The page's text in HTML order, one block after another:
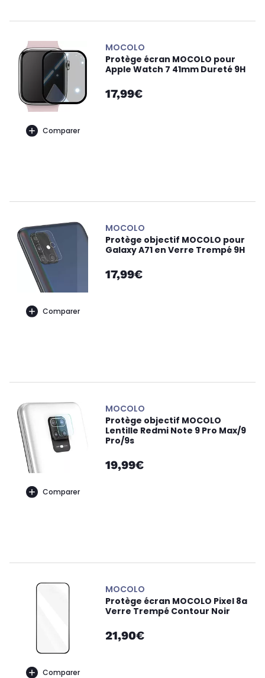
Comparer
MOCOLO
Protège écran MOCOLO pour
Apple Watch 7 41mm Dureté 9H
17,99€
Comparer
MOCOLO
Protège objectif MOCOLO pour
Galaxy A71 en Verre Trempé 9H
17,99€
Comparer
MOCOLO
Protège objectif MOCOLO
Lentille Redmi Note 9 Pro Max/9
Pro/9s
19,99€
Comparer
MOCOLO
Protège écran MOCOLO Pixel 8a
Verre Trempé Contour Noir
21,90€